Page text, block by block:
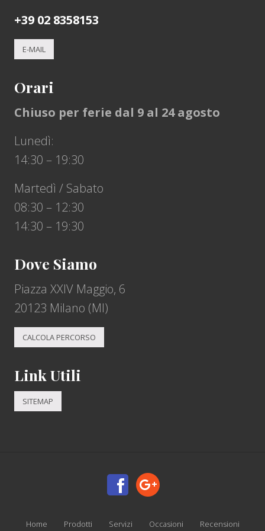
+39 02 8358153
E-MAIL
Orari
Chiuso per ferie dal 9 al 24 agosto
Lunedì:
14:30 – 19:30
Martedì / Sabato
08:30 – 12:30
14:30 – 19:30
Dove Siamo
Piazza XXIV Maggio, 6
20123 Milano (MI)
CALCOLA PERCORSO
Link Utili
SITEMAP
Home Prodotti Servizi Occasioni Recensioni